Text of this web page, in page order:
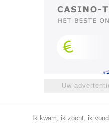
Uw
Ik kwam, ik zocht, ik